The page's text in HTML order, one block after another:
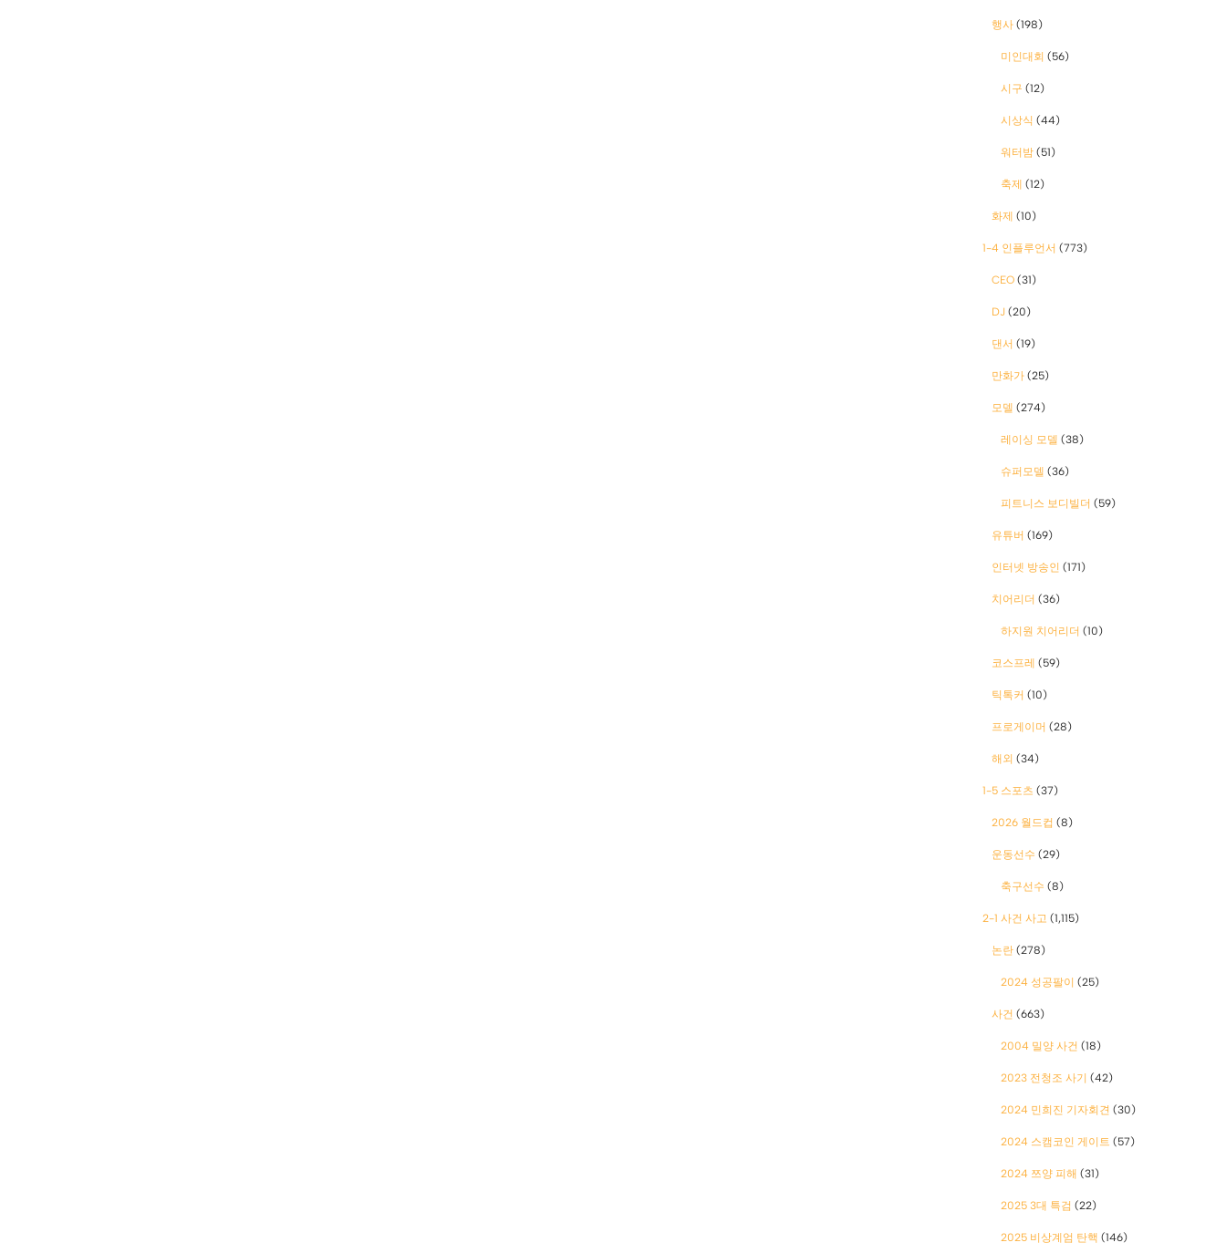
행사 (198)
미인대회 (56)
시구 (12)
시상식 (44)
워터밤 (51)
축제 (12)
화제 (10)
1-4 인플루언서 (773)
CEO (31)
DJ (20)
댄서 (19)
만화가 (25)
모델 (274)
레이싱 모델 (38)
슈퍼모델 (36)
피트니스 보디빌더 (59)
유튜버 (169)
인터넷 방송인 (171)
치어리더 (36)
하지원 치어리더 (10)
코스프레 (59)
틱톡커 (10)
프로게이머 (28)
해외 (34)
1-5 스포츠 (37)
2026 월드컵 (8)
운동선수 (29)
축구선수 (8)
2-1 사건 사고 (1,115)
논란 (278)
2024 성공팔이 (25)
사건 (663)
2004 밀양 사건 (18)
2023 전청조 사기 (42)
2024 민희진 기자회견 (30)
2024 스캠코인 게이트 (57)
2024 쯔양 피해 (31)
2025 3대 특검 (22)
2025 비상계엄 탄핵 (146)